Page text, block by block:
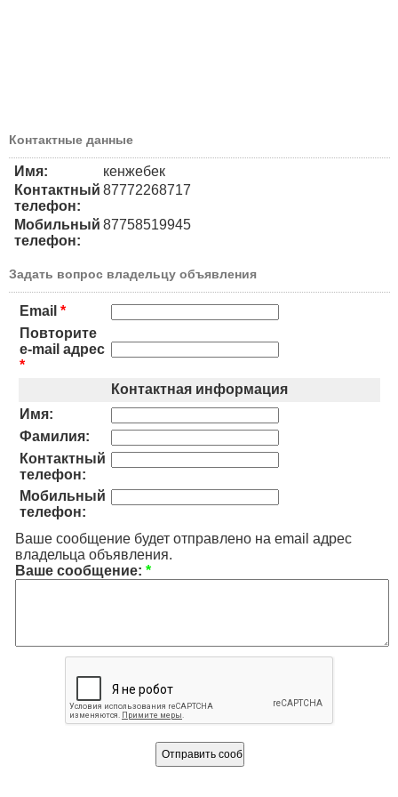
Контактные данные
Имя:
кенжебек
Контактный
телефон:
87772268717
Мобильный
телефон:
87758519945
Задать вопрос владельцу объявления
Email *
Повторите
e-mail адрес
*
Контактная информация
Имя:
Фамилия:
Контактный
телефон:
Мобильный
телефон:
Ваше сообщение будет отправлено на email адрес
владельца объявления.
Ваше сообщение: *